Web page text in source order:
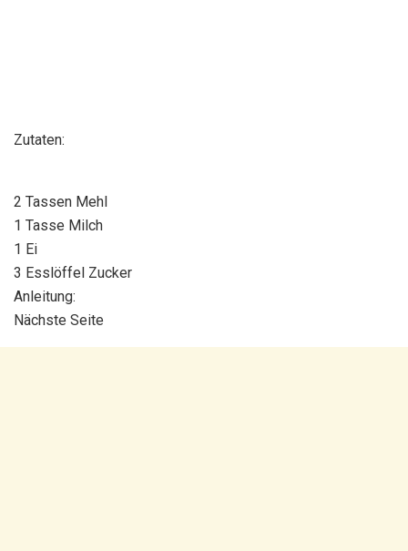
Zutaten:
2 Tassen Mehl
1 Tasse Milch
1 Ei
3 Esslöffel Zucker
Anleitung:
Nächste Seite